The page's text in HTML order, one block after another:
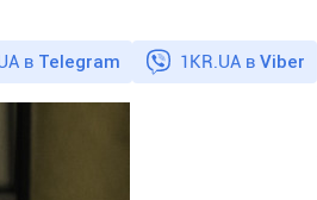
в Telegram 1KR.UA в Viber